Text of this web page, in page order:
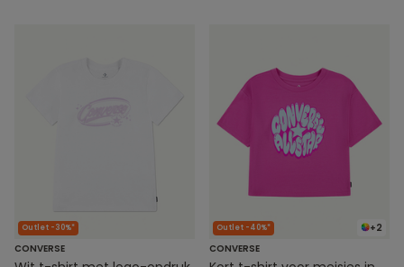
Outlet -30%*
CONVERSE
+2
Outlet -40%*
CONVERSE